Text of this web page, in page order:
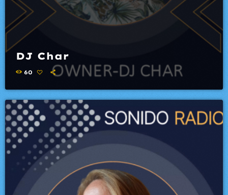
DJ Char
60